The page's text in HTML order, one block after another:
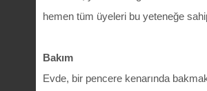
hemen tüm üyeleri bu yeteneğe
Bakım
Evde, bir pencere kenarında